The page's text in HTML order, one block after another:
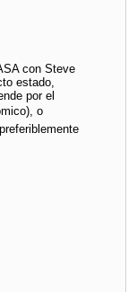
con Steve
estado,
por el
o